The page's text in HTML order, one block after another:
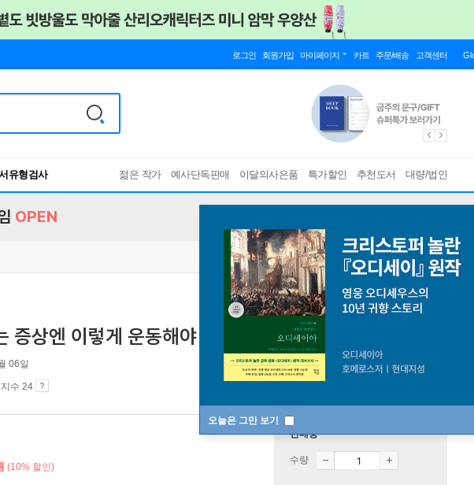
로그인 회원가입 마이페이지 카트 주문/배송 고객센터
유형검사
Lab
젊은 작가 예사단독판매 이달의사은품 특가할인 추천도서 대량/법인
오늘은 그만 보기
OPEN
증상엔 이렇게 운동해야 한다 이젠 치매라 부르지 말자
06일
수 24
(10% 할인)
판매중
수량